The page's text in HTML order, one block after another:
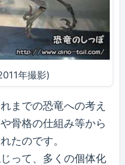
年撮影)
までの恐竜への考え
骨格の仕組み等から
たのです。
って、多くの個体化